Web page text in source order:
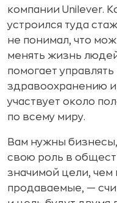
компании Unilever.
устроился туда
не понимал, что
менять жизнь
помогает
здравоохранению и
участвует около
по всему миру.
Вам нужны
свою роль в
значимой цели,
продаваемые, —